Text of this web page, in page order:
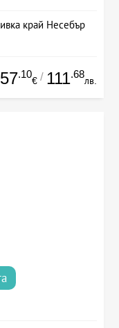
край Несебър
57.10
€ / 111.68
лв.